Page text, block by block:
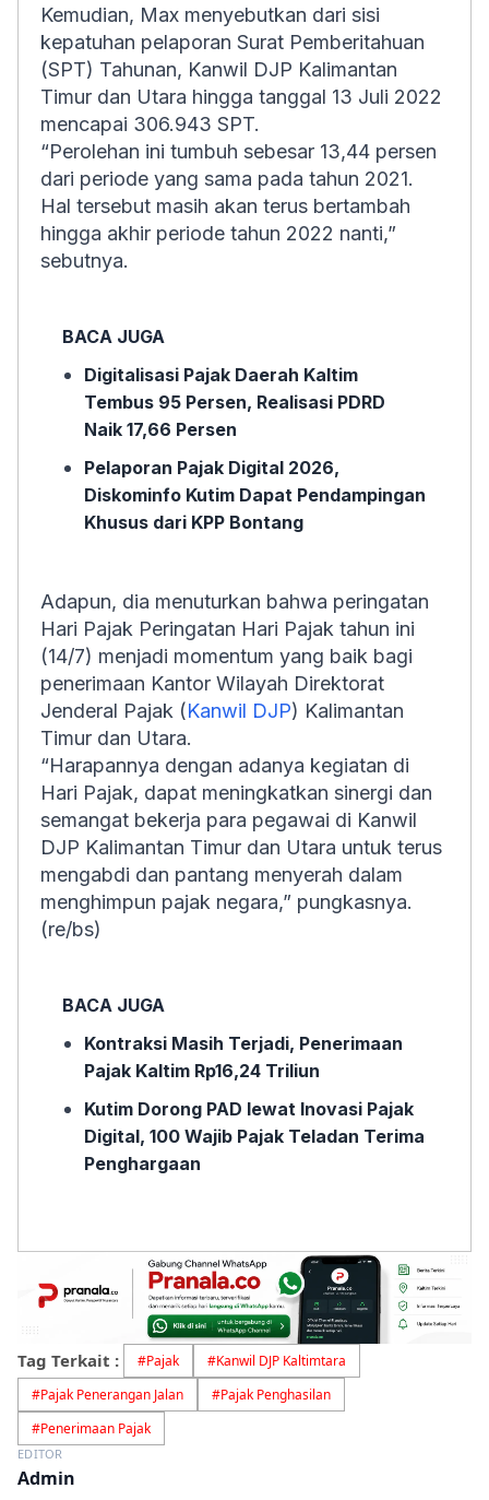
Kemudian, Max menyebutkan dari sisi
kepatuhan pelaporan Surat Pemberitahuan
(SPT) Tahunan, Kanwil DJP Kalimantan
Timur dan Utara hingga tanggal 13 Juli 2022
mencapai 306.943 SPT.
“Perolehan ini tumbuh sebesar 13,44 persen
dari periode yang sama pada tahun 2021.
Hal tersebut masih akan terus bertambah
hingga akhir periode tahun 2022 nanti,”
sebutnya.
BACA JUGA
Digitalisasi Pajak Daerah Kaltim
Tembus 95 Persen, Realisasi PDRD
Naik 17,66 Persen
Pelaporan Pajak Digital 2026,
Diskominfo Kutim Dapat Pendampingan
Khusus dari KPP Bontang
Adapun, dia menuturkan bahwa peringatan
Hari Pajak Peringatan Hari Pajak tahun ini
(14/7) menjadi momentum yang baik bagi
penerimaan Kantor Wilayah Direktorat
Jenderal Pajak (Kanwil DJP) Kalimantan
Timur dan Utara.
“Harapannya dengan adanya kegiatan di
Hari Pajak, dapat meningkatkan sinergi dan
semangat bekerja para pegawai di Kanwil
DJP Kalimantan Timur dan Utara untuk terus
mengabdi dan pantang menyerah dalam
menghimpun pajak negara,” pungkasnya.
(re/bs)
BACA JUGA
Kontraksi Masih Terjadi, Penerimaan
Pajak Kaltim Rp16,24 Triliun
Kutim Dorong PAD lewat Inovasi Pajak
Digital, 100 Wajib Pajak Teladan Terima
Penghargaan
Tag Terkait : #Pajak #Kanwil DJP Kaltimtara
#Pajak Penerangan Jalan #Pajak Penghasilan
#Penerimaan Pajak
EDITOR
Admin